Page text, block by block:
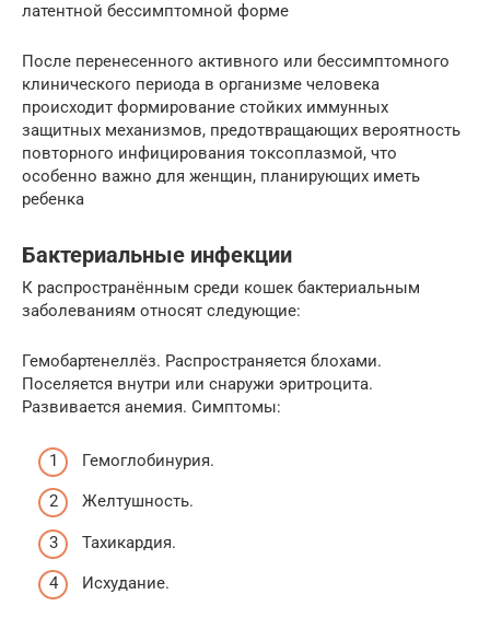
латентной бессимптомной форме
После перенесенного активного или бессимптомного
клинического периода в организме человека
происходит формирование стойких иммунных
защитных механизмов, предотвращающих вероятность
повторного инфицирования токсоплазмой, что
особенно важно для женщин, планирующих иметь
ребенка
Бактериальные инфекции
К распространённым среди кошек бактериальным
заболеваниям относят следующие:
Гемобартенеллёз. Распространяется блохами.
Поселяется внутри или снаружи эритроцита.
Развивается анемия. Симптомы:
Гемоглобинурия.
Желтушность.
Тахикардия.
Исхудание.